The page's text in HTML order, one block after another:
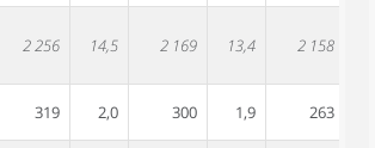
2 256 14,5 2 169 13,4 2 158
319 2,0 300 1,9 263